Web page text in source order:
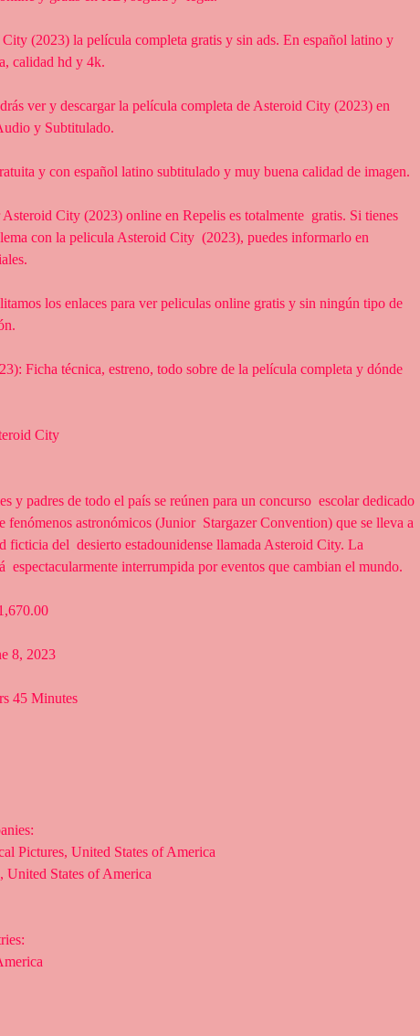
calidad hd y 4k.
y Subtitulado.
y con español latino subtitulado y muy buena calidad de imagen.
con la pelicula Asteroid City  (2023), puedes informarlo en
City
fenómenos astronómicos (Junior  Stargazer Convention) que se lleva a
ficticia del  desierto estadounidense llamada Asteroid City. La
espectacularmente interrumpida por eventos que cambian el mundo.
8, 2023
45 Minutes
Pictures, United States of America
United States of America